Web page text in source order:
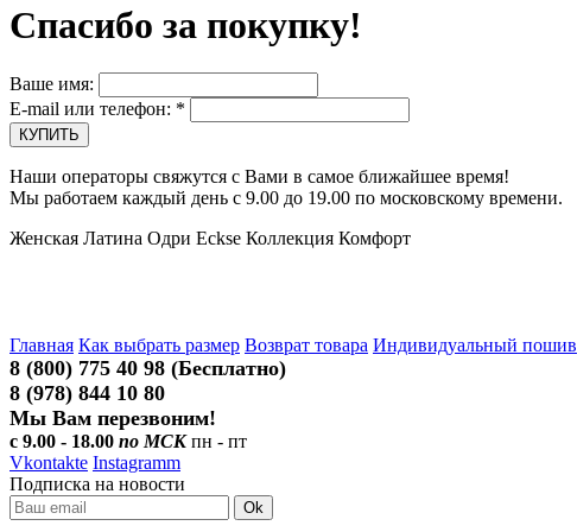
Спасибо за покупку!
Ваше имя:
E-mail или телефон: *
Наши операторы свяжутся с Вами в самое ближайшее время!
Мы работаем каждый день с 9.00 до 19.00 по московскому времени.
Женская Латина Одри Eckse Коллекция Комфорт
Главная Как выбрать размер Возврат товара Индивидуальный пошив
8 (800) 775 40 98 (Бесплатно)
8 (978) 844 10 80
Мы Вам перезвоним!
с 9.00 - 18.00 по МСКпн - пт
Vkontakte Instagramm
Подписка на новости